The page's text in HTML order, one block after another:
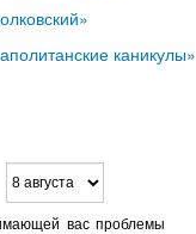
каникулы»
вас проблемы